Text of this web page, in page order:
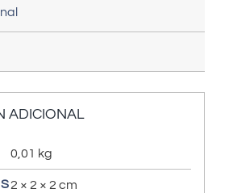
ADICIONAL
0,01 kg
2 × 2 × 2 cm